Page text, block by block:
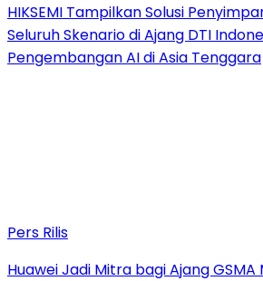
HIKSEMI Tampilkan Solusi
Seluruh Skenario di Ajang DTI
Pengembangan AI di Asia Tenggara
Pers Rilis
Huawei Jadi Mitra bagi Ajang GSMA